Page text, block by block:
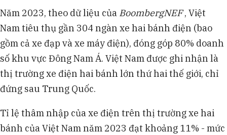
Năm 2023, theo dữ liệu của BoombergNEF, Việt
Nam tiêu thụ gần 304 ngàn xe hai bánh điện (bao
gồm cả xe đạp và xe máy điện), đóng góp 80% doanh
số khu vực Đông Nam Á. Việt Nam được ghi nhận là
thị trường xe điện hai bánh lớn thứ hai thế giới, chỉ
đứng sau Trung Quốc.
Tỉ lệ thâm nhập của xe điện trên thị trường xe hai
bánh của Việt Nam năm 2023 đạt khoảng 11% - mức